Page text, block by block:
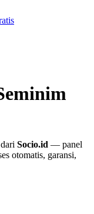
Socio.id — panel
otomatis, garansi,